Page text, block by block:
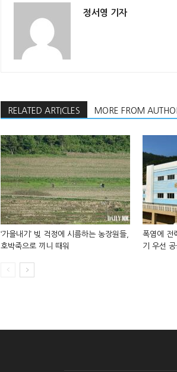
정서영 기자
RELATED ARTICLES MORE FROM
‘가을내기’ 빚 걱정에 시름하는 농장원들,
호박죽으로 끼니 때워
폭염에 전
기 우선 공